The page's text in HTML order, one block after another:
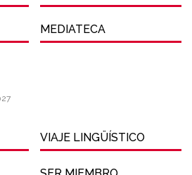
MEDIATECA
VIAJE LINGÜÍSTICO